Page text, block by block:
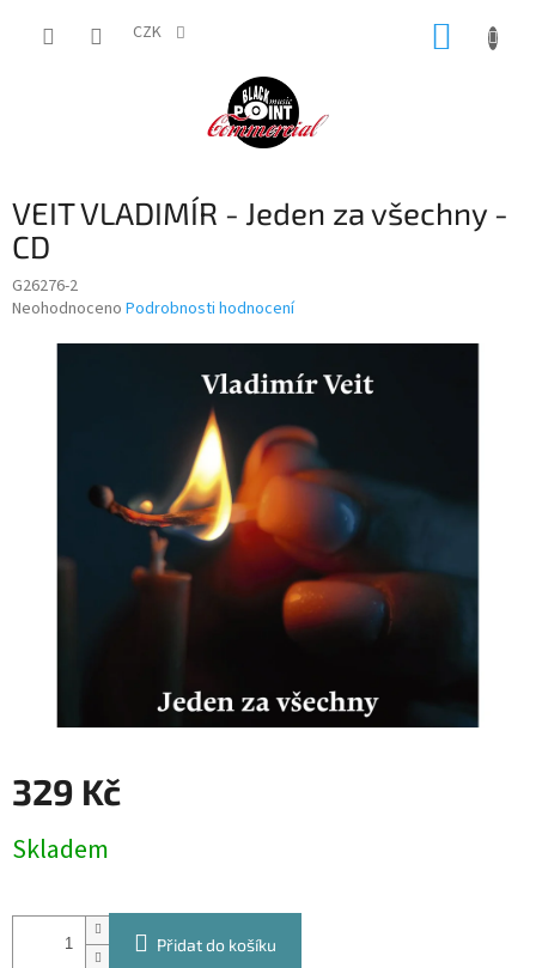
CZK
VEIT VLADIMÍR - Jeden za všechny -
CD
G26276-2
Průměrné
Neohodnoceno Podrobnosti hodnocení
329 Kč
cena:
Skladem
Přidat do košíku